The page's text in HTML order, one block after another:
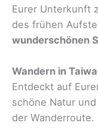
Eurer Unterkunft
des frühen
wunderschönen
Wandern in
Entdeckt auf
schöne Natur
der